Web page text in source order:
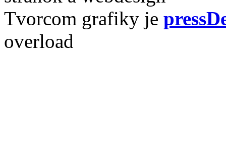
Tvorcom grafiky je
overload